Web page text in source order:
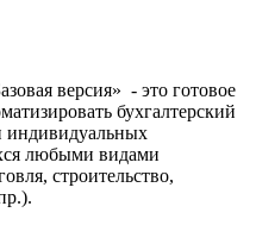
версия» - это готовое
бухгалтерский
индивидуальных
любыми видами
строительство,